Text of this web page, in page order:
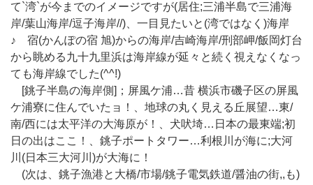
て`湾`が今までのイメージですが(居住;三浦半島で三浦海
岸/葉山海岸/逗子海岸//)、一目見たいと(湾ではなく)海岸
♪ 宿(かんぽの宿 旭)からの海岸/吉崎海岸/刑部岬/飯岡灯台
から眺める九十九里浜は海岸線が延々と続く視えなくなっ
ても海岸線でした(^^!)
[銚子半島の海岸側]；屏風ケ浦…昔 横浜市磯子区の屏風
ケ浦寮に住んでいたョ！、地球の丸く見える丘展望…東/
南/西には太平洋の大海原が！、犬吠埼…日本の最東端;初
日の出はここ！、銚子ポートタワー…利根川が海に;大河
川(日本三大河川)が大海に！
(次は、銚子漁港と大橋/市場/銚子電気鉄道/醤油の街,,も)